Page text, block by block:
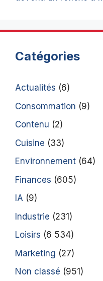
Catégories
Actualités (6)
Consommation (9)
Contenu (2)
Cuisine (33)
Environnement (64)
Finances (605)
IA (9)
Industrie (231)
Loisirs (6 534)
Marketing (27)
Non classé (951)